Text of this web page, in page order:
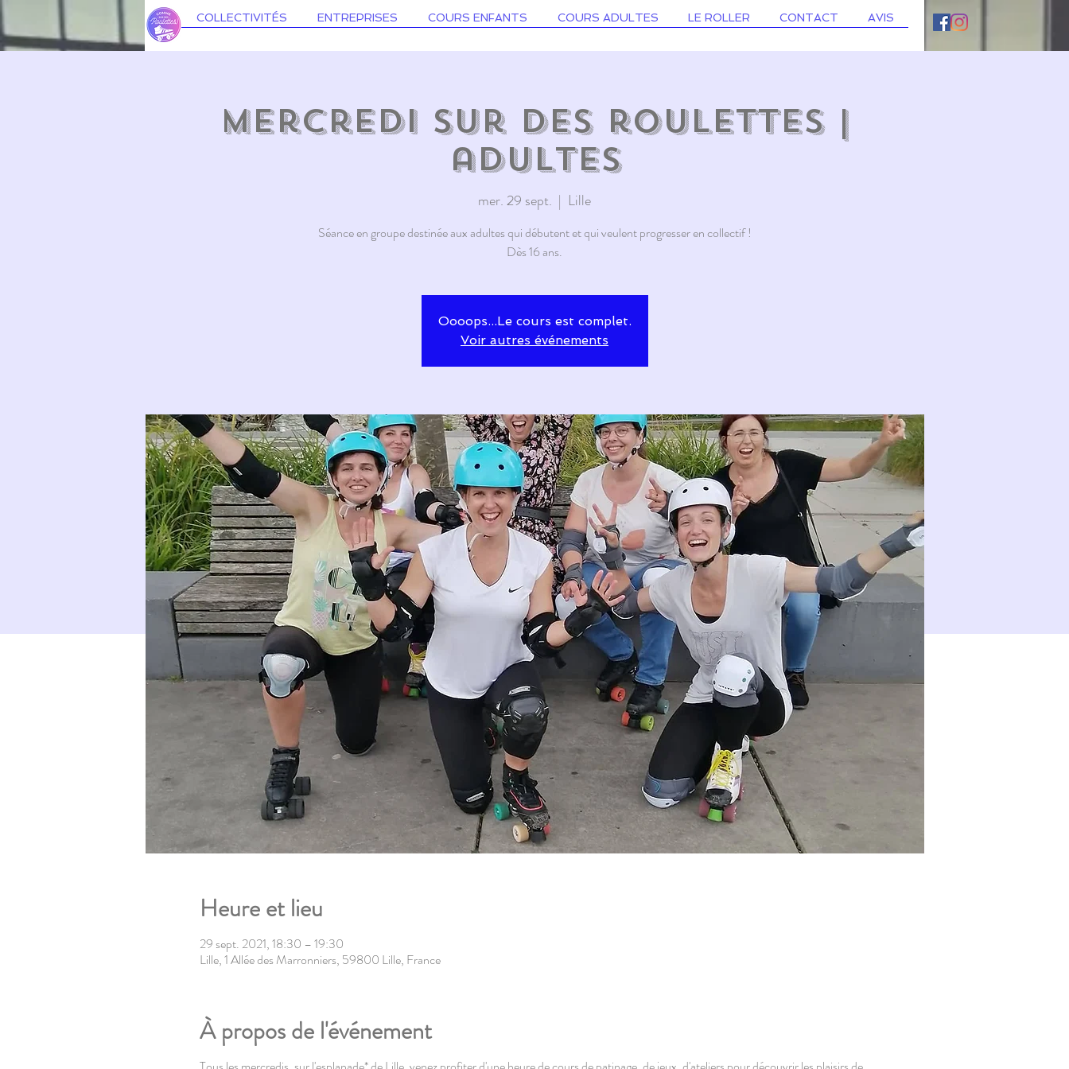
COLLECTIVITÉS ENTREPRISES COURS ENFANTS COURS ADULTES LE ROLLER CONTACT AVIS
Mercredi sur des roulettes |
adultes
mer. 29 sept.
  |
Lille
Séance en groupe destinée aux adultes qui débutent et qui veulent progresser en collectif !
Dès 16 ans.
Oooops...Le cours est complet.
Voir autres événements
Heure et lieu
29 sept. 2021, 18:30 – 19:30
Lille, 1 Allée des Marronniers, 59800 Lille, France
À propos de l'événement